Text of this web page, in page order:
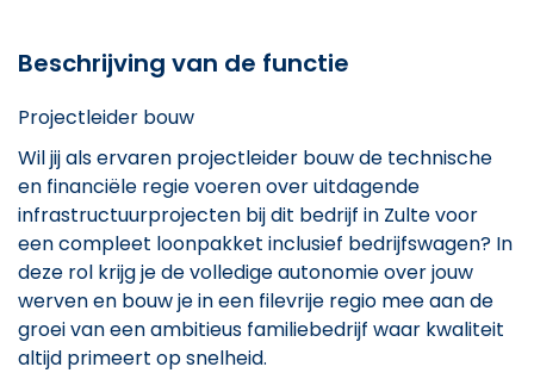
Beschrijving van de functie
Projectleider bouw
Wil jij als ervaren projectleider bouw de technische
en financiële regie voeren over uitdagende
infrastructuurprojecten bij dit bedrijf in Zulte voor
een compleet loonpakket inclusief bedrijfswagen? In
deze rol krijg je de volledige autonomie over jouw
werven en bouw je in een filevrije regio mee aan de
groei van een ambitieus familiebedrijf waar kwaliteit
altijd primeert op snelheid.